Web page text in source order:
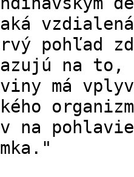
pohľad
na
má
na pohlavie